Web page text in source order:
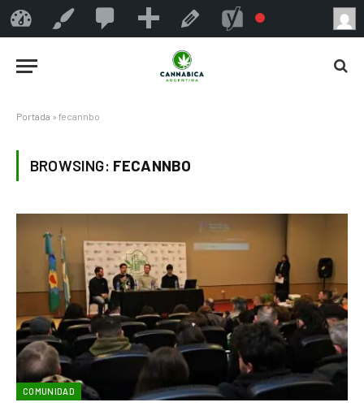
Cannábica Argentina
Personalizar
Añadir Editar la etiqueta
Portada » fecannbo
BROWSING: FECANNBO
COMUNIDAD